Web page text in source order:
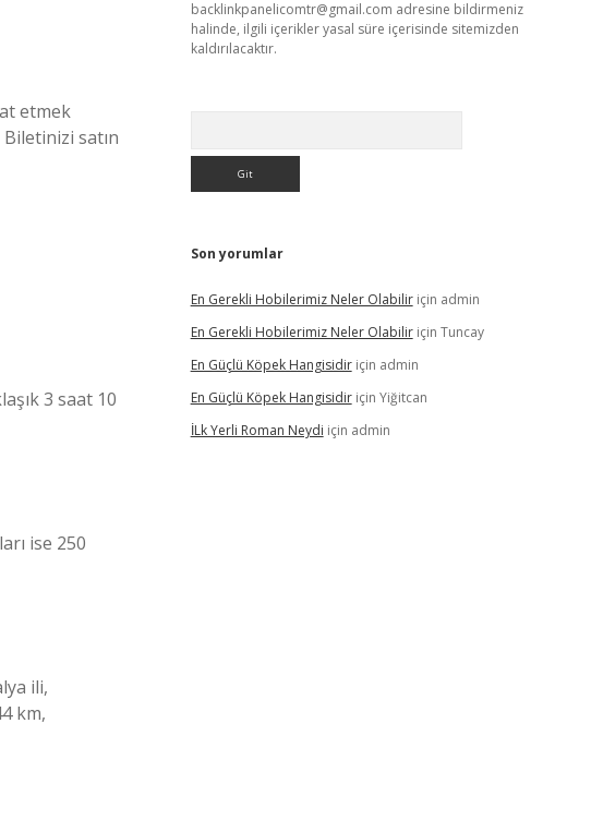
etmek
satın
3 saat 10
ise 250
ili,
km,
backlinkpanelicomtr@gmail.com adresine bildirmeniz
halinde, ilgili içerikler yasal süre içerisinde sitemizden
kaldırılacaktır.
Son yorumlar
En Gerekli Hobilerimiz Neler Olabiliriçin admin
En Gerekli Hobilerimiz Neler Olabiliriçin Tuncay
En Güçlü Köpek Hangisidiriçin admin
En Güçlü Köpek Hangisidiriçin Yiğitcan
İLk Yerli Roman Neydi için admin